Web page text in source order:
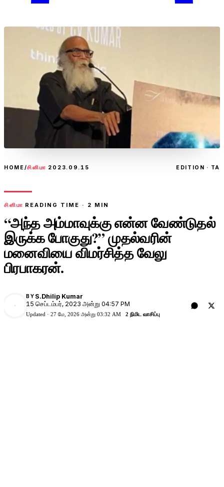
HOME/சினிமா 2023.09.15 EDITION · TA
சினிமா READING TIME · 2 MIN
“அந்த அம்மாவுக்கு என்ன வேண்டுதல்
இருக்க போகுது?” முதல்வரின்
மனைவியை விமர்சித்த வேலு
பிரபாகரன்.
BY S.Dhilip Kumar
15 செப்டம்பர், 2023 அன்று 04:57 PM
Updated · 27 மே, 2026 அன்று 03:32 AM 2 நிமிட வாசிப்பு